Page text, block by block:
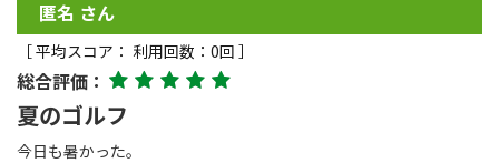
匿名 さん
［ 平均スコア： 利用回数：0回 ］
総合評価：
夏のゴルフ
今日も暑かった。